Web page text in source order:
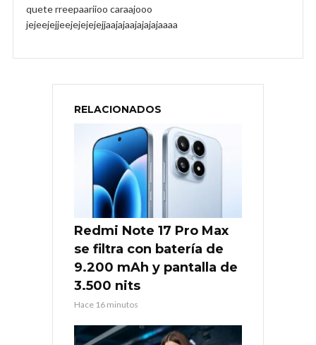
quete rreepaariioo caraajooo
jejeejejjeejejejejejjaajajaajajajajaaaa
RELACIONADOS
Redmi Note 17 Pro Max
se filtra con batería de
9.200 mAh y pantalla de
3.500 nits
Hace 16 minutos